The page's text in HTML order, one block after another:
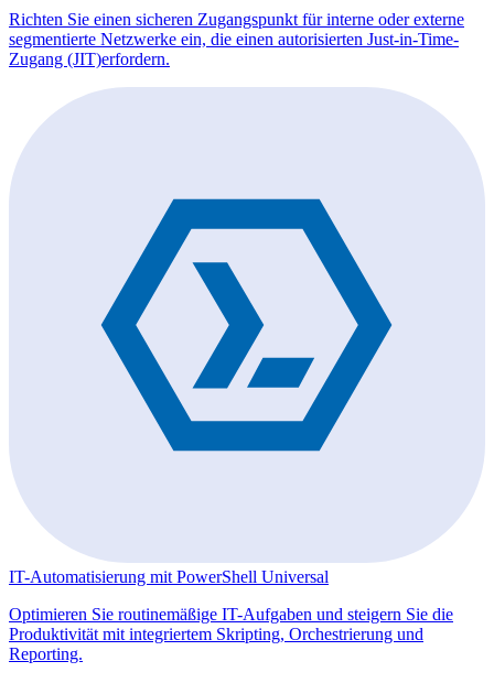
Richten Sie einen sicheren Zugangspunkt für interne oder externe
segmentierte Netzwerke ein, die einen autorisierten Just-in-Time-
Zugang (JIT)erfordern.
IT-Automatisierung mit PowerShell Universal
Optimieren Sie routinemäßige IT-Aufgaben und steigern Sie die
Produktivität mit integriertem Skripting, Orchestrierung und
Reporting.